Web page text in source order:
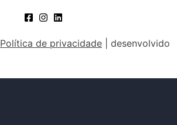
Política de privacidade | desenvolvido